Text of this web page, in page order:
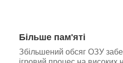
Більше пам'яті
Збільшений обсяг ОЗУ